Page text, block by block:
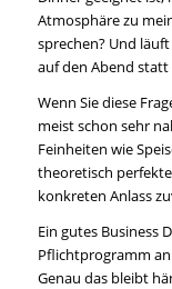
Atmosphäre zu
sprechen? Und
auf den Abend
Wenn Sie diese
meist schon sehr
Feinheiten wie
theoretisch
konkreten Anlass
Ein gutes Business
Pflichtprogramm
Genau das bleibt